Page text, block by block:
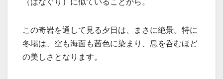
この奇岩を通して見る夕日は、まさに絶景。特に
冬場は、空も海面も茜色に染まり、息を呑むほど
の美しさとなります。